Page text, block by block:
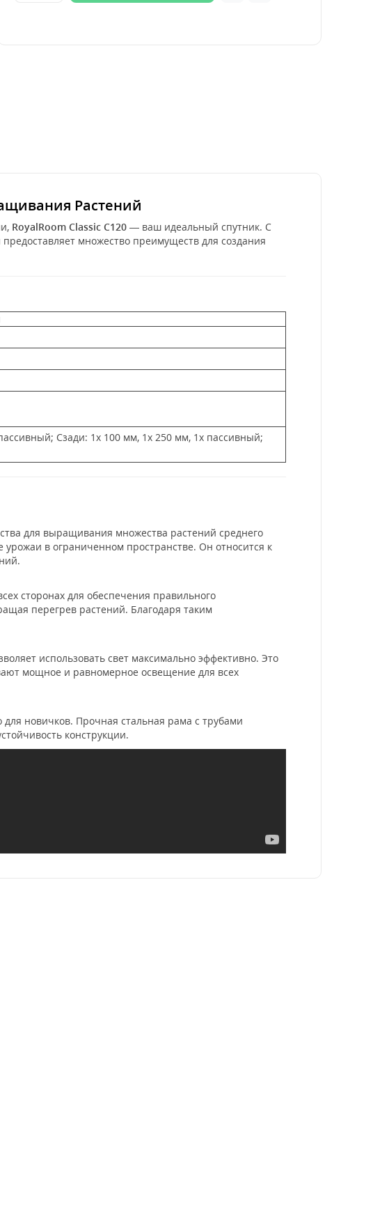
Растений
RoyalRoom Classic C120 — ваш идеальный спутник. С
предоставляет множество преимуществ для создания
Сзади: 1x 100 мм, 1x 250 мм, 1x пассивный;
для выращивания множества растений среднего
в ограниченном пространстве. Он относится к
сторонах для обеспечения правильного
перегрев растений. Благодаря таким
использовать свет максимально эффективно. Это
мощное и равномерное освещение для всех
для новичков. Прочная стальная рама с трубами
конструкции.